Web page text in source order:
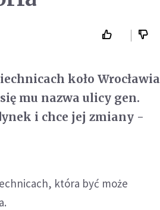
koło Wrocławia
mu nazwa ulicy gen.
i chce jej zmiany -
która być może